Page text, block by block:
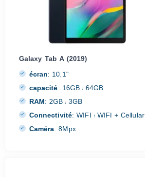
Galaxy Tab A (2019)
écran: 10.1"
capacité: 16GB/ 64GB
RAM: 2GB/ 3GB
Connectivité: WIFI /WIFI + Cellular
Caméra: 8Mpx